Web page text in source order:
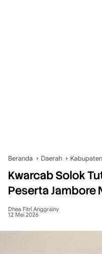
Beranda Daerah
Kwarcab Solok
Peserta Jambore
Dhea Fitri Anggrainy
12 Mei 2026